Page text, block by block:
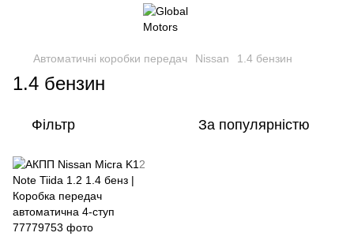
Автоматичні коробки передач Nissan 1.4 бензин
1.4 бензин
Фільтр За популярністю